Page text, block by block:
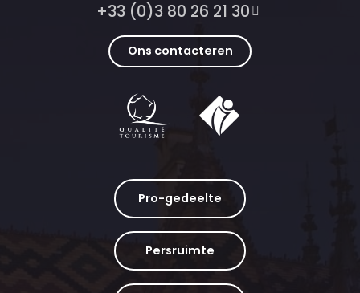
+33 (0)3 80 26 21 30
Ons contacteren
Pro-gedeelte
Persruimte